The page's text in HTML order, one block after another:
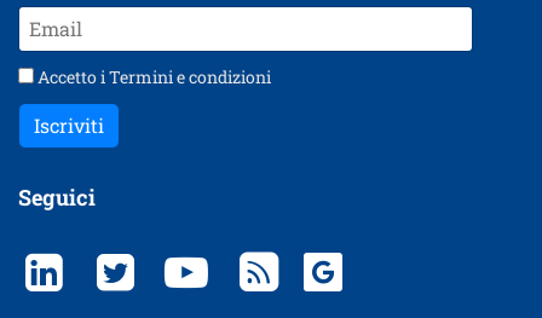
Accetto i Termini e condizioni
Iscriviti
Seguici